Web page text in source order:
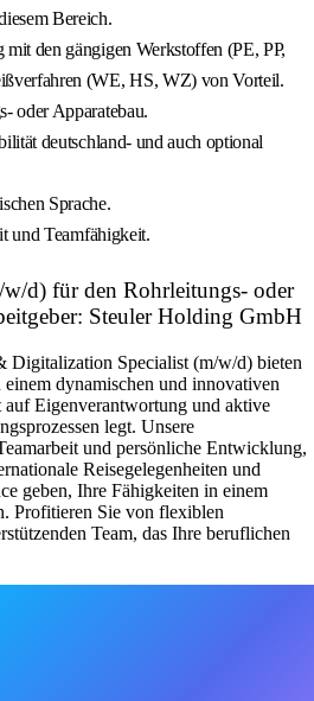
Bereich.
den gängigen Werkstoffen (PE, PP,
(WE, HS, WZ) von Vorteil.
oder Apparatebau.
deutschland- und auch optional
Sprache.
und Teamfähigkeit.
d) für den Rohrleitungs- oder
Steuler Holding GmbH
Digitalization Specialist (m/w/d) bieten
dynamischen und innovativen
Eigenverantwortung und aktive
legt. Unsere
und persönliche Entwicklung,
Reisegelegenheiten und
geben, Ihre Fähigkeiten in einem
Profitieren Sie von flexiblen
Team, das Ihre beruflichen